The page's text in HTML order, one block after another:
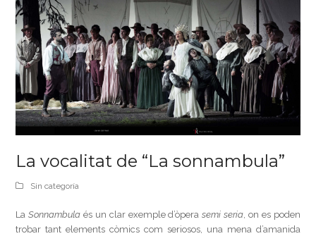
La vocalitat de “La sonnambula”
Sin categoría
La Sonnambulaés un clar exemple d’òperasemi seria , on es poden
trobar tant elements còmics com seriosos, una mena d’amanida